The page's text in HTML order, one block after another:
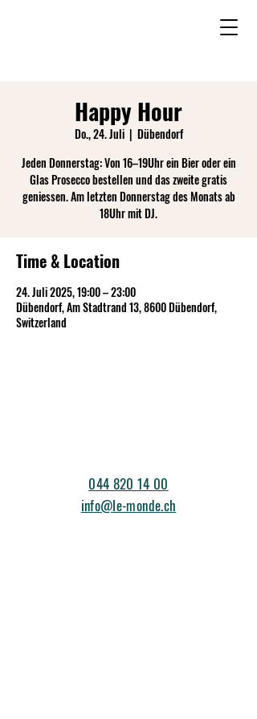
Happy Hour
Do., 24. Juli
  |
Dübendorf
Jeden Donnerstag: Von 16–19Uhr ein Bier oder ein
Glas Prosecco bestellen und das zweite gratis
geniessen. Am letzten Donnerstag des Monats ab
18Uhr mit DJ.
Time & Location
24. Juli 2025, 19:00 – 23:00
Dübendorf, Am Stadtrand 13, 8600 Dübendorf,
Switzerland
044 820 14 00
info@le-monde.ch